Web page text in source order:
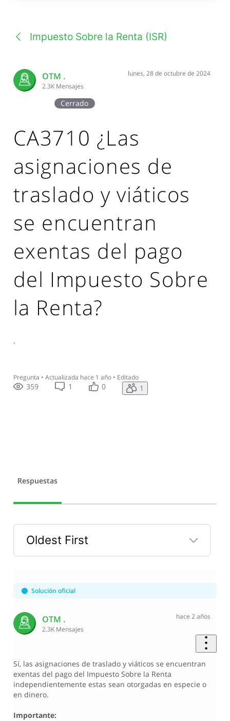
Impuesto Sobre la Renta (ISR)
OTM .
2.3K Mensajes
lunes, 28 de octubre de 2024
Cerrado
CA3710 ¿Las
asignaciones de
traslado y viáticos
se encuentran
exentas del pago
del Impuesto Sobre
la Renta?
.
Pregunta • Actualizada hace 1 año• Editado
359 1 0 1
Respuestas
Oldest First
Selected
First
Solución oficial
OTM .
2.3K Mensajes
hace 2 años
Sí, las asignaciones de traslado y viáticos se encuentran
exentas del pago del Impuesto Sobre la Renta
independientemente estas sean otorgadas en especie o
en dinero.
Importante: